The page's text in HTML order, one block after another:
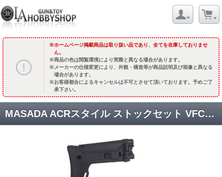
ホームページ掲載商品は取り扱い品であり、全てを在庫しておりませ
ん。
商品の色は閲覧環境により実際と異なる場合があります。
メーカーの仕様変更により、外観・構造等が商品説明及び画像と異なる
場合があります。
お客様都合によるキャンセルは不可とさせて頂いております。予めご了
承下さい。
MASADA ACRスタイル ストックセット VFC/UMAREX MP5K GBB用 [W-KU-394] [取寄]